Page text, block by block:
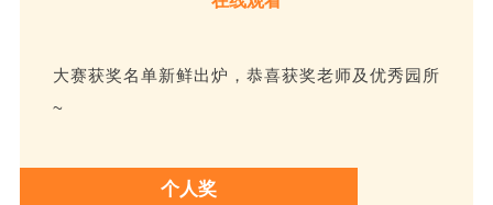
大赛获奖名单新鲜出炉，恭喜获奖老师及优秀园所
~
个人奖